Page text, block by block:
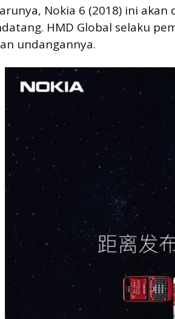
Nokia 6 (2018) ini
HMD Global selaku
undangannya.